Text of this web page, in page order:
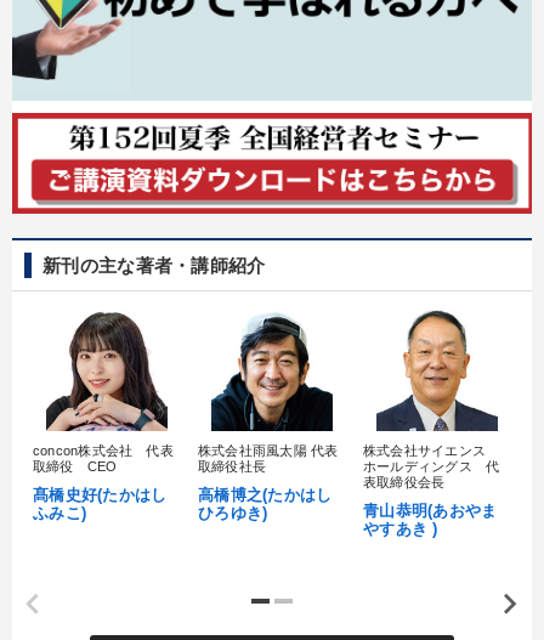
新刊の主な著者・講師紹介
concon株式会社 代表
取締役 CEO
髙橋史好(たかはし
ふみこ)
株式会社雨風太陽 代表
取締役社長
高橋博之(たかはし
ひろゆき)
株式会社サイエンス
ホールディングス 代
表取締役会長
青山恭明(あおやま
やすあき )